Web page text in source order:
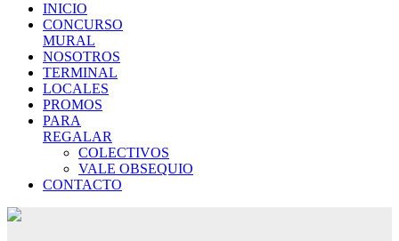
INICIO
CONCURSO
MURAL
NOSOTROS
TERMINAL
LOCALES
PROMOS
PARA
REGALAR
COLECTIVOS
VALE OBSEQUIO
CONTACTO